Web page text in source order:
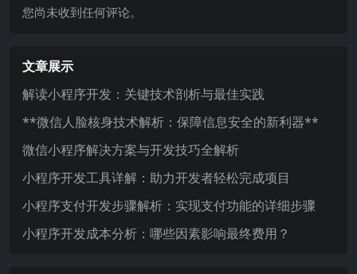
您尚未收到任何评论。
文章展示
解读小程序开发：关键技术剖析与最佳实践
**微信人脸核身技术解析：保障信息安全的新利器**
微信小程序解决方案与开发技巧全解析
小程序开发工具详解：助力开发者轻松完成项目
小程序支付开发步骤解析：实现支付功能的详细步骤
小程序开发成本分析：哪些因素影响最终费用？